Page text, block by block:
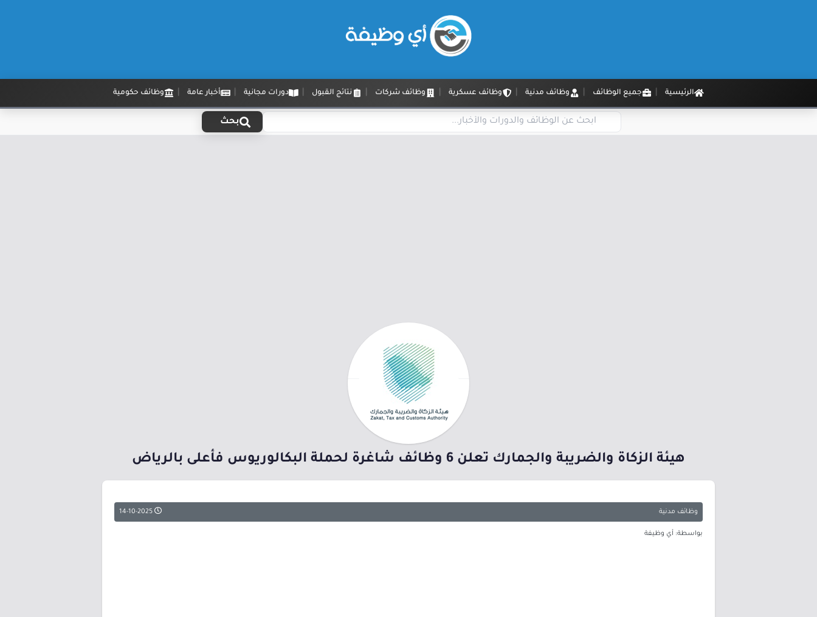
الرئيسية جميع الوظائف وظائف مدنية وظائف عسكرية وظائف شركات نتائج القبول دورات مجانية أخبار عامة وظائف حكومية
بحث
هيئة الزكاة والضريبة والجمارك تعلن 6 وظائف شاغرة لحملة البكالوريوس فأعلى بالرياض
وظائف مدنية
بواسطة: أي وظيفة